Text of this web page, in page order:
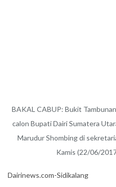
BAKAL CABUP: Bukit
calon Bupati Dairi Sumatera
Marudur Shombing di
Kamis (22/06/
Dairinews.com-Sidikalang